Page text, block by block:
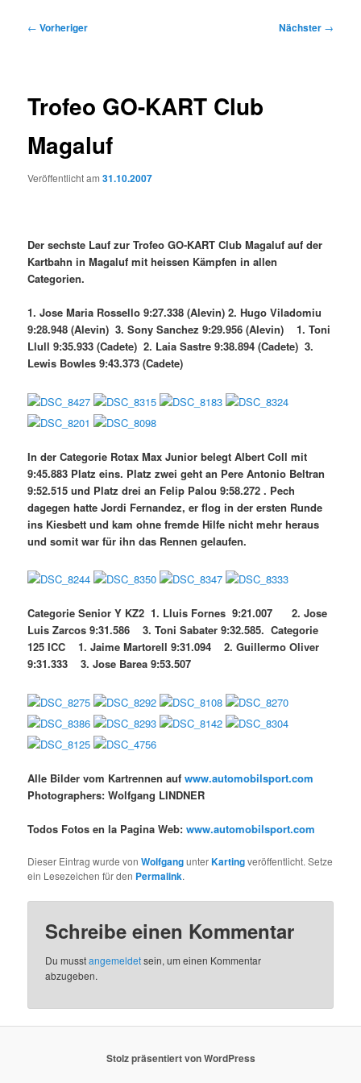
Beitragsnavigation
← Vorheriger Nächster →
Trofeo GO-KART Club
Magaluf
Veröffentlicht am31.10.2007
Der sechste Lauf zur Trofeo GO-KART Club Magaluf auf der
Kartbahn in Magaluf mit heissen Kämpfen in allen
Categorien.
1. Jose Maria Rossello 9:27.338 (Alevin) 2. Hugo Viladomiu
9:28.948 (Alevin) 3. Sony Sanchez 9:29.956 (Alevin) 1. Toni
Llull 9:35.933 (Cadete) 2. Laia Sastre 9:38.894 (Cadete) 3.
Lewis Bowles 9:43.373 (Cadete)
In der Categorie Rotax Max Junior belegt Albert Coll mit
9:45.883 Platz eins. Platz zwei geht an Pere Antonio Beltran
9:52.515 und Platz drei an Felip Palou 9:58.272 . Pech
dagegen hatte Jordi Fernandez, er flog in der ersten Runde
ins Kiesbett und kam ohne fremde Hilfe nicht mehr heraus
und somit war für ihn das Rennen gelaufen.
Categorie Senior Y KZ2 1. Lluis Fornes 9:21.007 2. Jose
Luis Zarcos 9:31.586 3. Toni Sabater 9:32.585. Categorie
125 ICC 1. Jaime Martorell 9:31.094 2. Guillermo Oliver
9:31.333 3. Jose Barea 9:53.507
Alle Bilder vom Kartrennen aufwww.automobilsport.com
Photographers: Wolfgang LINDNER
Todos Fotos en la Pagina Web:www.automobilsport.com
Dieser Eintrag wurde vonWolfgangunterKartingveröffentlicht. Setze
ein Lesezeichen für den Permalink.
Schreibe einen Kommentar
Du musstangemeldetsein, um einen Kommentar
abzugeben.
Stolz präsentiert von WordPress